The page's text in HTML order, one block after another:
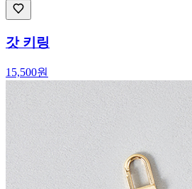
갓 키링
15,500원